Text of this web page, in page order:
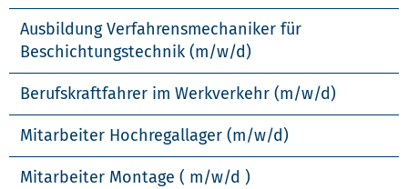
Ausbildung Verfahrensmechaniker für
Beschichtungstechnik (m/w/d)
Berufskraftfahrer im Werkverkehr (m/w/d)
Mitarbeiter Hochregallager (m/w/d)
Mitarbeiter Montage ( m/w/d )